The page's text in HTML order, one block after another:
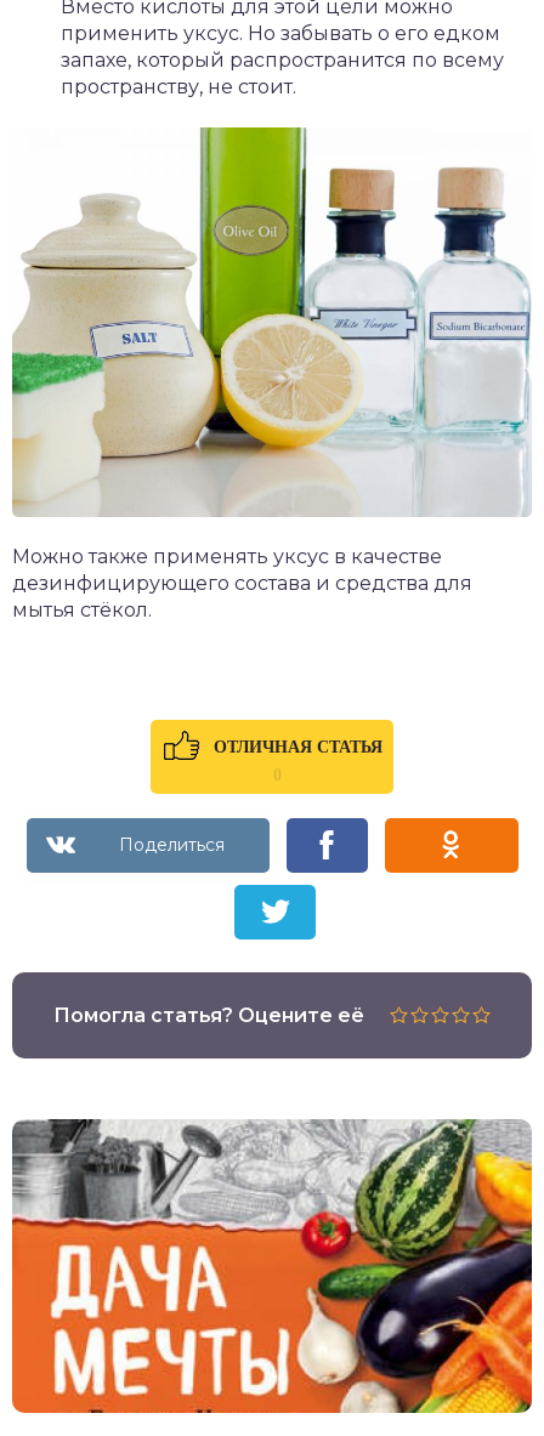
Вместо кислоты для этой цели можно
применить уксус. Но забывать о его едком
запахе, который распространится по всему
пространству, не стоит.
Можно также применять уксус в качестве
дезинфицирующего состава и средства для
мытья стёкол.
ОТЛИЧНАЯ СТАТЬЯ
0
Помогла статья? Оцените её